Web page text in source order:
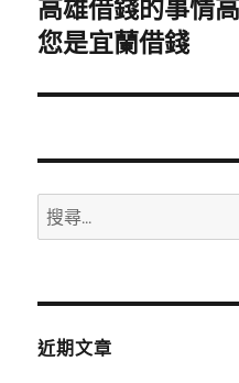
下
一
文
高雄借錢的事情
您是宜蘭借錢
搜
尋
鍵
近期文章